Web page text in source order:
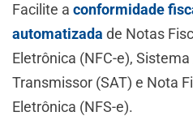
Facilite a conformidade
automatizada de Notas
Eletrônica (NFC-e),
Transmissor (SAT) e Nota
Eletrônica (NFS-e).